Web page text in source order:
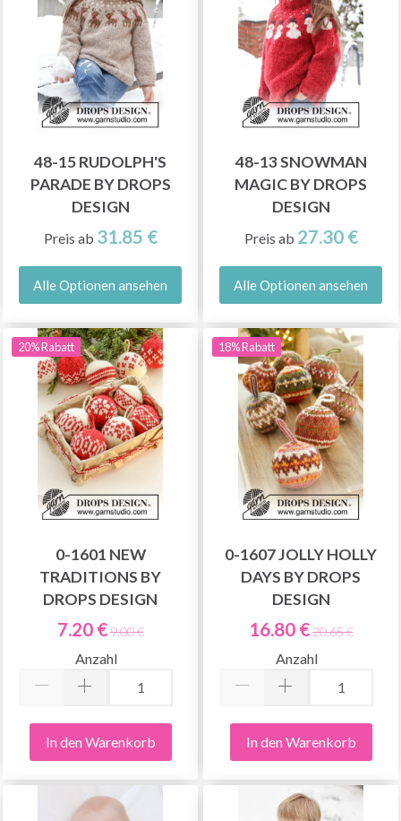
48-15 RUDOLPH'S
PARADE BY DROPS
DESIGN
Preis ab 31.85 €
Alle Optionen ansehen
48-13 SNOWMAN
MAGIC BY DROPS
DESIGN
Preis ab 27.30 €
Alle Optionen ansehen
20% Rabatt
0-1601 NEW
TRADITIONS BY
DROPS DESIGN
7.20 €9.00 €
Anzahl
In den Warenkorb
18% Rabatt
0-1607 JOLLY HOLLY
DAYS BY DROPS
DESIGN
16.80 €20.65 €
Anzahl
In den Warenkorb